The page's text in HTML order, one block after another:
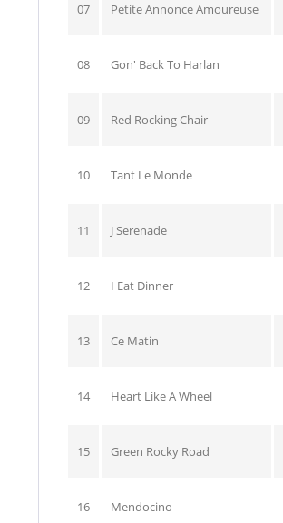
07 Petite Annonce Amoureuse
08 Gon' Back To Harlan
09 Red Rocking Chair
10 Tant Le Monde
11 J Serenade
12 I Eat Dinner
13 Ce Matin
14 Heart Like A Wheel
15 Green Rocky Road
16 Mendocino